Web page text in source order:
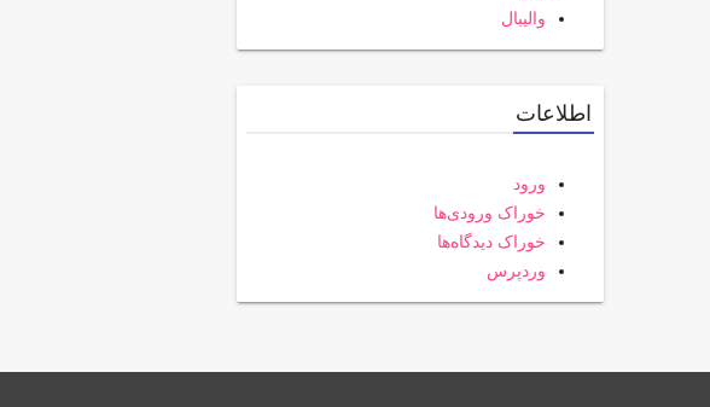
والیبال
اطلاعات
ورود
خوراک ورودی‌ها
خوراک دیدگاه‌ها
وردپرس